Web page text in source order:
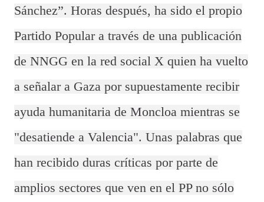
Sánchez”. Horas después, ha sido el propio
Partido Popular a través de una publicación
de NNGG en la red social X quien ha vuelto
a señalar a Gaza por supuestamente recibir
ayuda humanitaria de Moncloa mientras se
"desatiende a Valencia". Unas palabras que
han recibido duras críticas por parte de
amplios sectores que ven en el PP no sólo